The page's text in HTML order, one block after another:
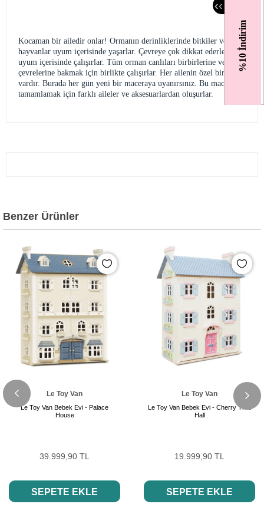
%10 İndirim
‹‹
Kocaman bir ailedir onlar! Ormanın derinliklerinde bitkiler ve
hayvanlar uyum içerisinde yaşarlar. Çevreye çok dikkat ederler ve
uyum içerisinde çalışırlar. Tüm orman canlıları birbirlerine ve
çevrelerine bakmak için birlikte çalışırlar. Her ailenin özel bir işi
vardır. Burada her gün yeni bir maceraya uyanırsınız. Bu macerayı
tamamlamak için farklı aileler ve aksesuarlardan oluşurlar.
Benzer Ürünler
Le Toy Van
Le Toy Van Bebek Evi - Palace
House
39.999,90 TL
SEPETE EKLE
Le Toy Van
Le Toy Van Bebek Evi - Cherry Tree
Hall
19.999,90 TL
SEPETE EKLE